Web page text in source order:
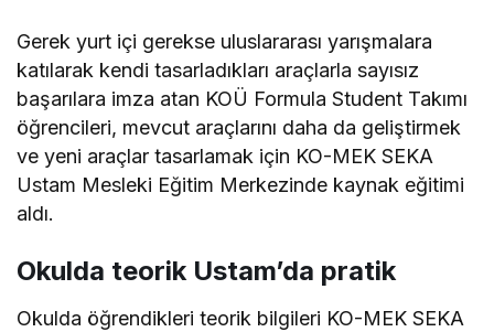
Gerek yurt içi gerekse uluslararası yarışmalara
katılarak kendi tasarladıkları araçlarla sayısız
başarılara imza atan KOÜ Formula Student Takımı
öğrencileri, mevcut araçlarını daha da geliştirmek
ve yeni araçlar tasarlamak için KO-MEK SEKA
Ustam Mesleki Eğitim Merkezinde kaynak eğitimi
aldı.
Okulda teorik Ustam’da pratik
Okulda öğrendikleri teorik bilgileri KO-MEK SEKA